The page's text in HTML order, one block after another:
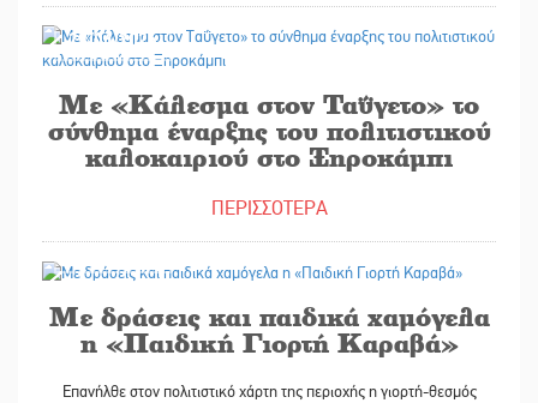
29/06/2026
Με «Κάλεσμα στον Ταΰγετο» το
σύνθημα έναρξης του πολιτιστικού
καλοκαιριού στο Ξηροκάμπι
ΠΕΡΙΣΣΟΤΕΡΑ
Με δράσεις και παιδικά χαμόγελα
η «Παιδική Γιορτή Καραβά»
Επανήλθε στον πολιτιστικό χάρτη της περιοχής η γιορτή-θεσμός